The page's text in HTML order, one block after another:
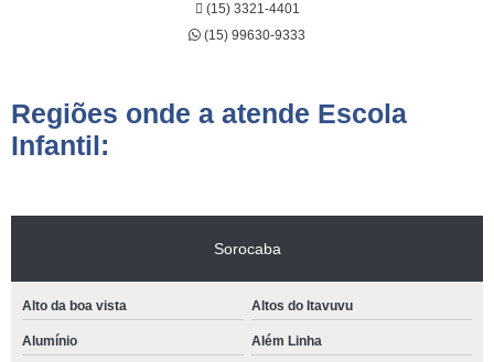
(15) 3321-4401
(15) 99630-9333
Regiões onde a atende Escola
Infantil:
Sorocaba
Alto da boa vista Altos do Itavuvu
Alumínio Além Linha